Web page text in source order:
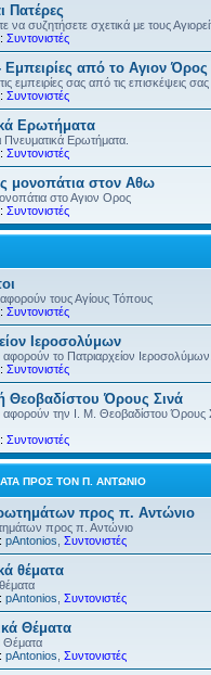
Πατέρες
να συζητήσετε σχετικά με τους
Συντονιστές
Εμπειρίες από το Αγιον Όρος
εμπειρίες σας από τις επισκέψεις
Συντονιστές
Ερωτήματα
Πνευματικά Ερωτήματα.
Συντονιστές
μονοπάτια στον Αθω
στο Αγιον Ορος
Συντονιστές
τους Αγίους Τόπους
Συντονιστές
Ιεροσολύμων
το Πατριαρχείον Ιεροσολύμων.
Συντονιστές
Θεοβαδίστου Όρους Σινά
την Ι. Μ. Θεοβαδίστου Όρους
Συντονιστές
ΠΡΟΣ ΤΟΝ Π. ΑΝΤΏΝΙΟ
προς π. Αντώνιο
προς π. Αντώνιο
pAntonios Συντονιστές
θέματα
pAntonios Συντονιστές
Θέματα
Θέματα
pAntonios Συντονιστές